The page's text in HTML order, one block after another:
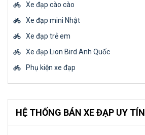
Xe đạp cào cào
Xe đạp mini Nhật
Xe đạp trẻ em
Xe đạp Lion Bird Anh Quốc
Phụ kiện xe đạp
HỆ THỐNG BÁN XE ĐẠP UY TÍN